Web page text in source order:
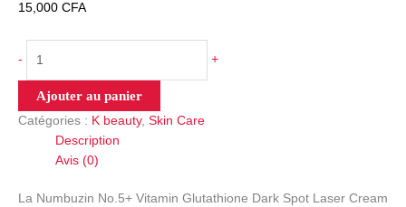
15,000 CFA
- +
Ajouter au panier
Catégories : K beauty, Skin Care
Description
Avis (0)
La Numbuzin No.5+ Vitamin Glutathione Dark Spot Laser Cream